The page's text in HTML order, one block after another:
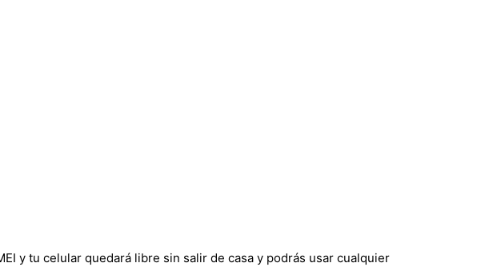
y tu celular quedará libre sin salir de casa y podrás usar cualquier